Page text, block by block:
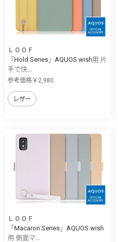
ＬＯＯＦ
「Hold Series」AQUOS wish用 片
手で快...
参考価格￥2,980
レザー
ＬＯＯＦ
「Macaron Series」AQUOS wish
用 側面マ...